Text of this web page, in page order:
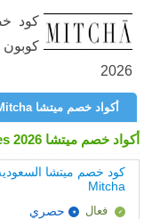
2026
أكواد خصم ميتشا Mitcha
أكواد خصم ميتشا Mitcha Coupon codes 2026
Mitcha
فعال حصري